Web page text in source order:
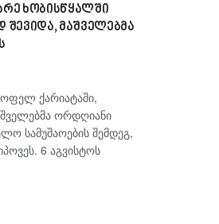
ხობისწყალში
შევიდა, მაშველებმა
ქარიატაში,
ორდღიანი
სამუშაოების შემდეგ,
6 აგვისტოს